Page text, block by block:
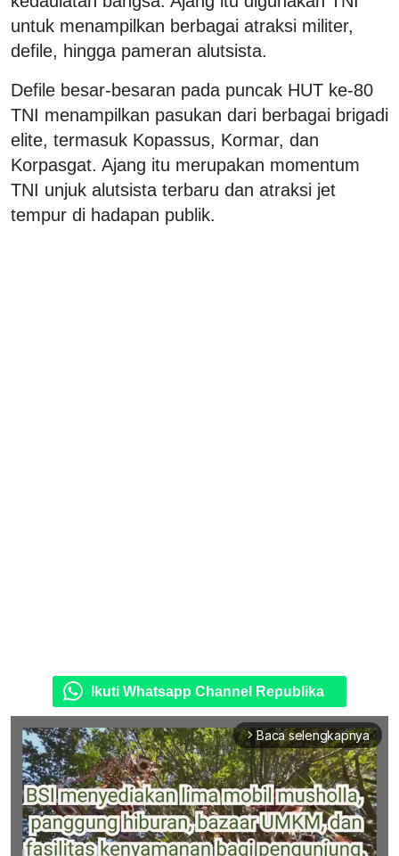
untuk menampilkan berbagai atraksi militer,
defile, hingga pameran alutsista.
Defile besar-besaran pada puncak HUT ke-80
TNI menampilkan pasukan dari berbagai brigadi
elite, termasuk Kopassus, Kormar, dan
Korpasgat. Ajang itu merupakan momentum
TNI unjuk alutsista terbaru dan atraksi jet
tempur di hadapan publik.
Ikuti Whatsapp Channel Republika
arrow_forward_ios Baca selengkapnya